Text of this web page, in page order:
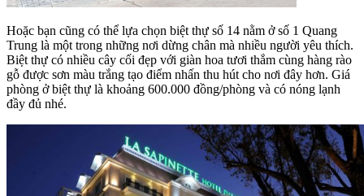
Hoặc bạn cũng có thể lựa chọn biệt thự số 14 nằm ở số 1 Quang
Trung là một trong những nơi dừng chân mà nhiều người yêu thích.
Biệt thự có nhiều cây cối đẹp với giàn hoa tươi thắm cùng hàng rào
gỗ được sơn màu trắng tạo điểm nhấn thu hút cho nơi đây hơn. Giá
phòng ở biệt thự là khoảng 600.000 đồng/phòng và có nóng lạnh
đầy đủ nhé.